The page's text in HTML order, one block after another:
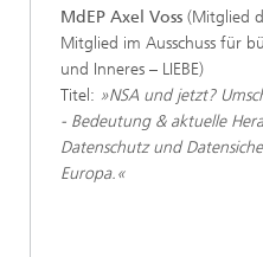
MdEP Axel Voss (Mitglied
Mitglied im Ausschuss für
und Inneres – LIEBE)
Titel: »NSA und jetzt?
- Bedeutung & aktuelle
Datenschutz und
Europa.«